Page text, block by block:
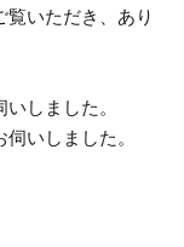
いただき、あり
しました。
いしました。